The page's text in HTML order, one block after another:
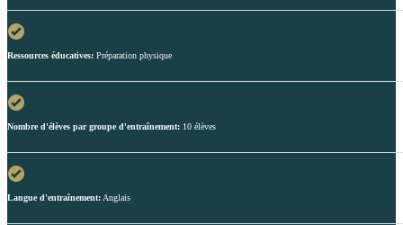
Ressources éducatives: Préparation physique
Nombre d'élèves par groupe d'entraînement: 10 élèves
Langue d'entraînement: Anglais